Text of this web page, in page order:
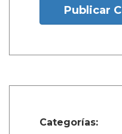
Publicar
Categorías: